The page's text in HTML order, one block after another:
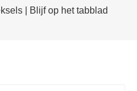
| Blijf op het tabblad